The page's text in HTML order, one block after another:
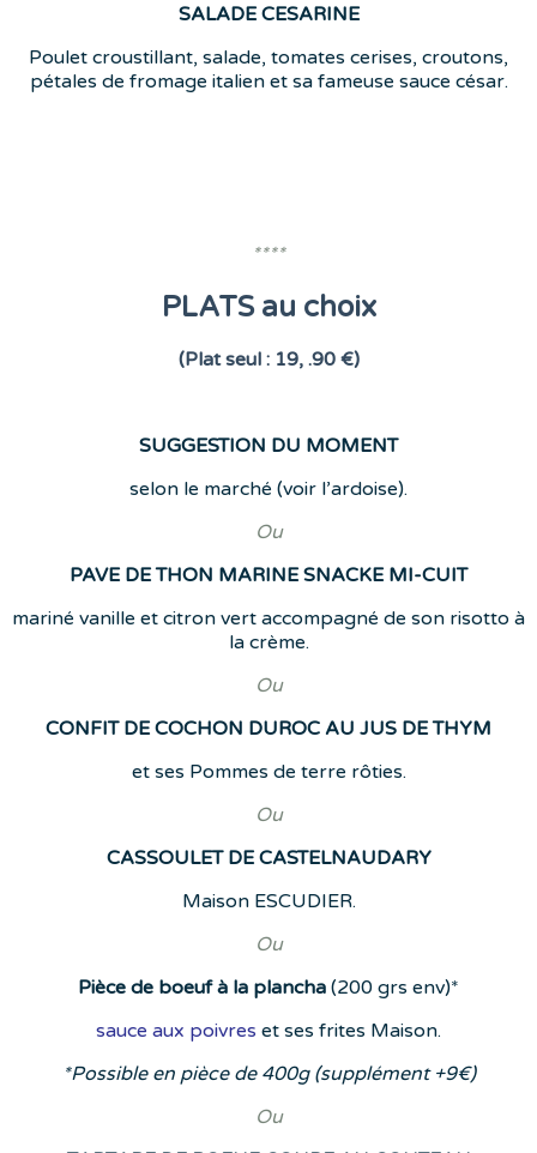
SALADE CESARINE
Poulet croustillant, salade, tomates cerises, croutons,
pétales de fromage italien et sa fameuse sauce césar.
****
PLATS au choix
(Plat seul : 19, .90 €)
SUGGESTION DU MOMENT
selon le marché (voir l’ardoise).
Ou
PAVE DE THON MARINE SNACKE MI-CUIT
mariné vanille et citron vert accompagné de son risotto à
la crème.
Ou
CONFIT DE COCHON DUROC AU JUS DE THYM
et ses Pommes de terre rôties.
Ou
CASSOULET DE CASTELNAUDARY
Maison ESCUDIER.
Ou
Pièce de boeuf à la plancha (200 grs env)*
sauce aux poivres et ses frites Maison.
*Possible en pièce de 400g (supplément +9€)
Ou